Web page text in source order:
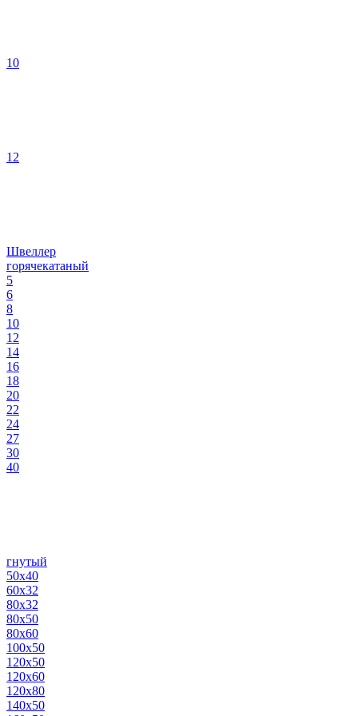
10
12
Швеллер
горячекатаный
5
6
8
10
12
14
16
18
20
22
24
27
30
40
гнутый
50х40
60х32
80х32
80х50
80х60
100х50
120х50
120х60
120х80
140х50